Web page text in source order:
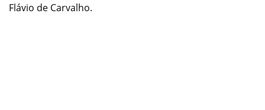
Flávio de Carvalho.